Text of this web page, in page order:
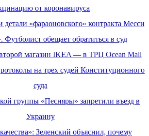
от коронавируса
«фараоновского» контракта Месси
Футболист обещает обратиться в суд
магазин IKEA — в ТРЦ Ocean Mall
на трех судей Конституционного
суда
группы «Песняры» запретили въезд в
Украину
Зеленский объяснил, почему